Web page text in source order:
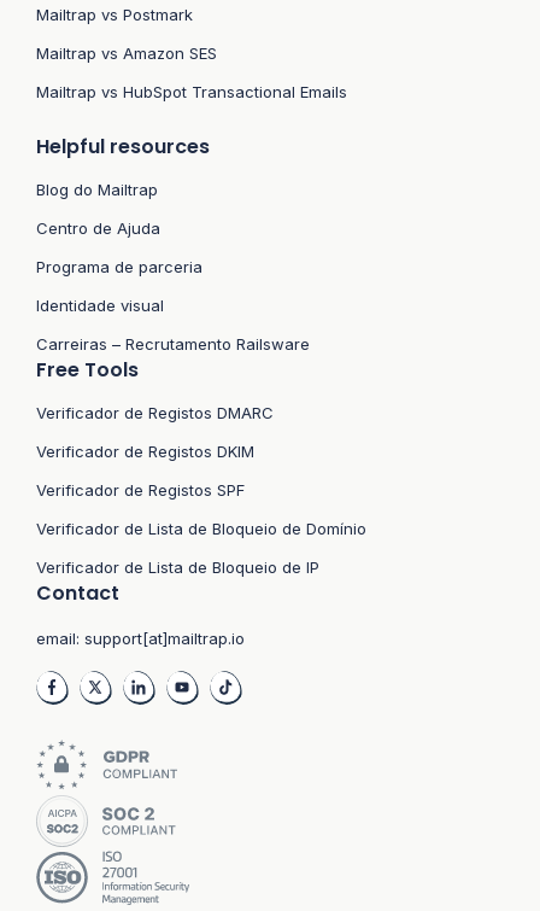
Mailtrap vs Postmark
Mailtrap vs Amazon SES
Mailtrap vs HubSpot Transactional Emails
Helpful resources
Blog do Mailtrap
Centro de Ajuda
Programa de parceria
Identidade visual
Carreiras – Recrutamento Railsware
Free Tools
Verificador de Registos DMARC
Verificador de Registos DKIM
Verificador de Registos SPF
Verificador de Lista de Bloqueio de Domínio
Verificador de Lista de Bloqueio de IP
Contact
email: support[at]mailtrap.io